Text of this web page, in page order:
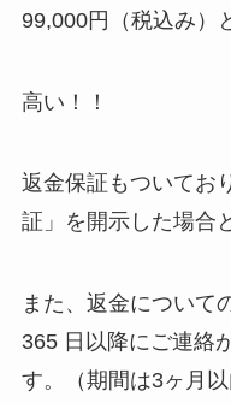
99,000円（税込み）
高い！！
返金保証もついてお
証」を開示した場合
また、返金について
365 日以降にご連絡
す。（期間は3ヶ月以